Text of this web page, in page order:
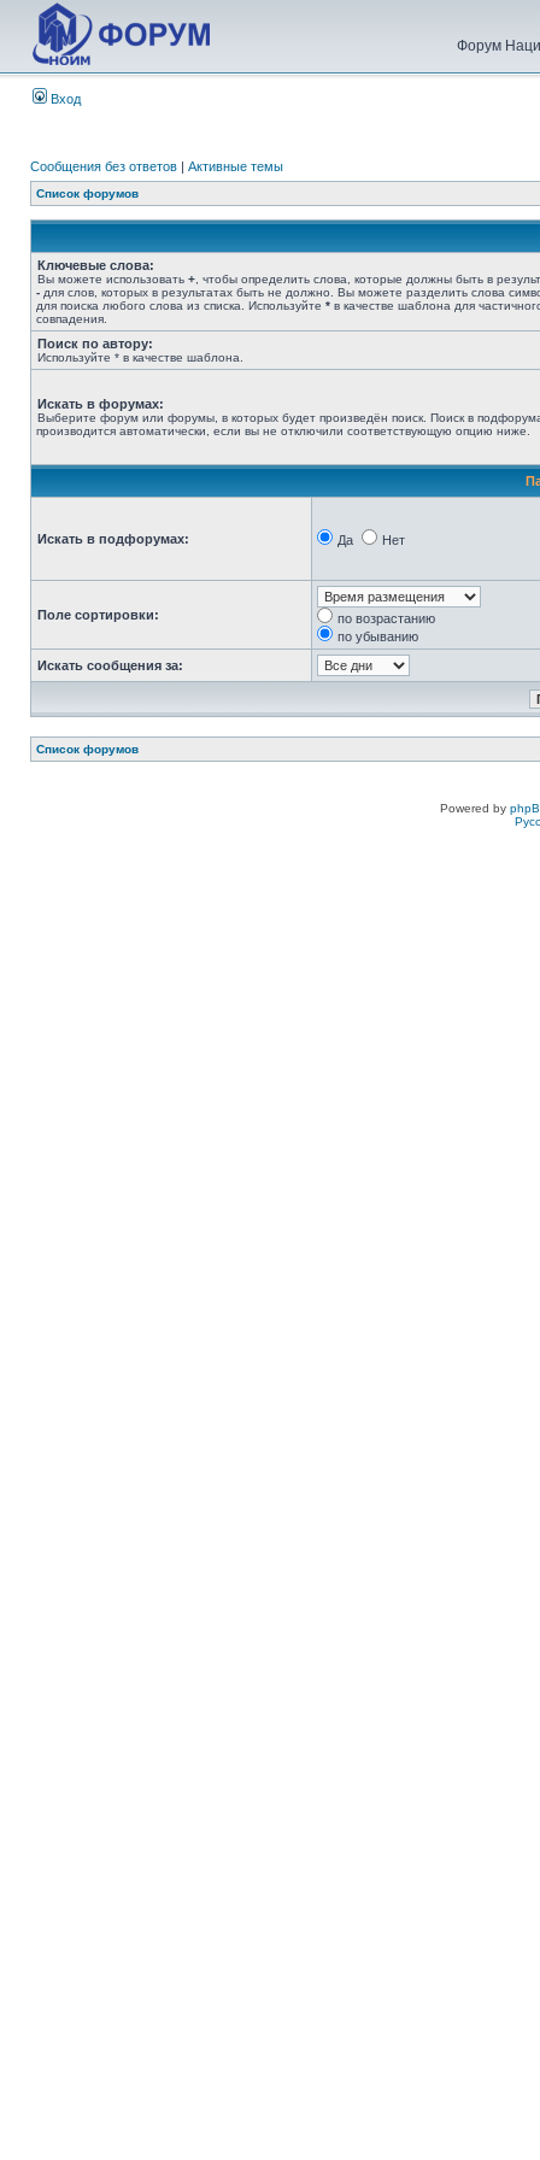
Форум
Вход
Сообщения без ответов | Активные темы
Список форумов
Ключевые слова:
Вы можете использовать + , чтобы определить слова, которые должны быть в
- для слов, которых в результатах быть не должно. Вы можете разделить слова
для поиска любого слова из списка. Используйте * в качестве шаблона для
совпадения.
Поиск по автору:
Используйте * в качестве шаблона.
Искать в форумах:
Выберите форум или форумы, в которых будет произведён поиск. Поиск в
производится автоматически, если вы не отключили соответствующую опцию ниже.
Искать в подфорумах: Да Нет
Поле сортировки:
по возрастанию
по убыванию
Искать сообщения за:
Список форумов
Powered by